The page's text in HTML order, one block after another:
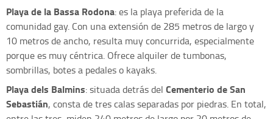
Playa de la Bassa Rodona: es la playa preferida de la
comunidad gay. Con una extensión de 285 metros de largo y
10 metros de ancho, resulta muy concurrida, especialmente
porque es muy céntrica. Ofrece alquiler de tumbonas,
sombrillas, botes a pedales o kayaks.
Playa dels Balmins: situada detrás del Cementerio de San
Sebastián, consta de tres calas separadas por piedras. En total,